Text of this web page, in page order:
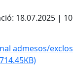
18.07.2025 |
admesos/